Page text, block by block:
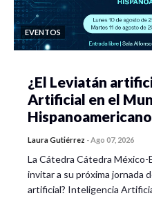
Recapitulación breve de la
Exposición teórica: tipos y
Ejercicio de imaginación
diseños.
Práctica textil II:
de bordado botánico (corta-
francés).
EVENTOS
¿El Leviatán
Artificial en el
Hispanoamericano
Laura Gutiérrez -Ago 07, 2026
La Cátedra Cátedra
invitar a su próxima jornada
artificial? Inteligencia